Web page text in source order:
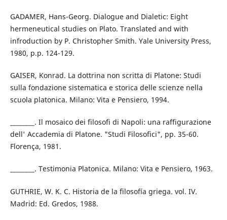
GADAMER, Hans-Georg. Dialogue and Dialetic: Eight
hermeneutical studies on Plato. Translated and with
infroduction by P. Christopher Smith. Yale University Press,
1980, p.p. 124-129.
GAISER, Konrad. La dottrina non scritta di Platone: Studi
sulla fondazione sistematica e storica delle scienze nella
scuola platonica. Milano: Vita e Pensiero, 1994.
________. Il mosaico dei filosofi di Napoli: una raffigurazione
dell' Accademia di Platone. "Studi Filosofici", pp. 35-60.
Florença, 1981.
________. Testimonia Platonica. Milano: Vita e Pensiero, 1963.
GUTHRIE, W. K. C. Historia de la filosofía griega. vol. IV.
Madrid: Ed. Gredos, 1988.